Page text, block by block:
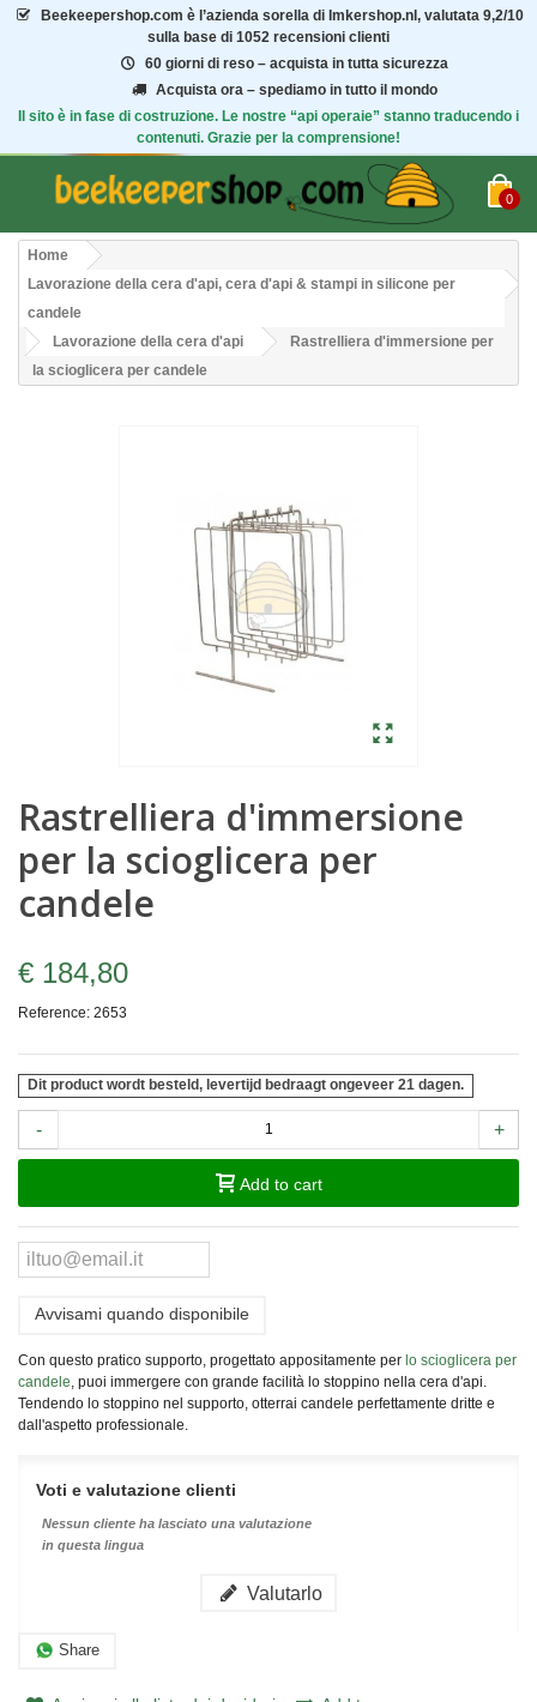
Beekeepershop.com è l’azienda sorella di Imkershop.nl, valutata 9,2/10
sulla base di 1052 recensioni clienti
60 giorni di reso – acquista in tutta sicurezza
Acquista ora – spediamo in tutto il mondo
Il sito è in fase di costruzione. Le nostre “api operaie” stanno traducendo i
contenuti. Grazie per la comprensione!
0
Home
Lavorazione della cera d'api, cera d'api & stampi in silicone per
candele
Lavorazione della cera d'api
Rastrelliera d'immersione per
la scioglicera per candele
Rastrelliera d'immersione
per la scioglicera per
candele
€ 184,80
Reference: 2653
Dit product wordt besteld, levertijd bedraagt ongeveer 21 dagen.
- +
Add to cart
Avvisami quando disponibile
Con questo pratico supporto, progettato appositamente per lo scioglicera per
candele , puoi immergere con grande facilità lo stoppino nella cera d'api.
Tendendo lo stoppino nel supporto, otterrai candele perfettamente dritte e
dall'aspetto professionale.
Voti e valutazione clienti
Nessun cliente ha lasciato una valutazione
in questa lingua
Valutarlo
Share